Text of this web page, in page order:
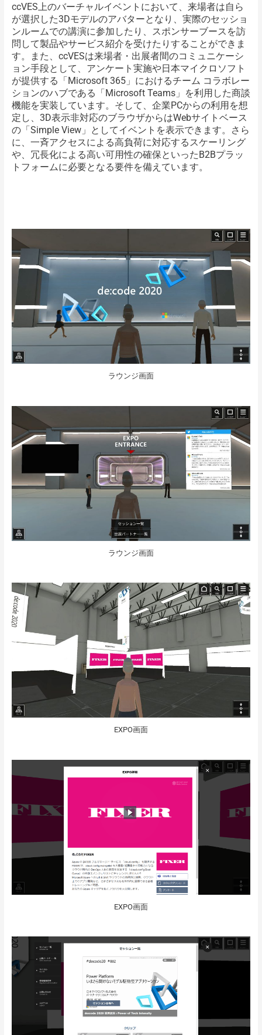
ccVES上のバーチャルイベントにおいて、来場者は自ら
が選択した3Dモデルのアバターとなり、実際のセッショ
ンルームでの講演に参加したり、スポンサーブースを訪
問して製品やサービス紹介を受けたりすることができま
す。また、ccVESは来場者・出展者間のコミュニケーシ
ョン手段として、アンケート実施や日本マイクロソフト
が提供する「Microsoft 365」におけるチーム コラボレー
ションのハブである「Microsoft Teams」を利用した商談
機能を実装しています。そして、企業PCからの利用を想
定し、3D表示非対応のブラウザからはWebサイトベース
の「Simple View」としてイベントを表示できます。さら
に、一斉アクセスによる高負荷に対応するスケーリング
や、冗長化による高い可用性の確保といったB2Bプラッ
トフォームに必要となる要件を備えています。
ラウンジ画面
ラウンジ画面
EXPO画面
EXPO画面